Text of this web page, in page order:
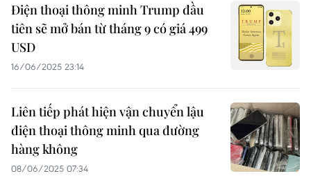
Điện thoại thông minh Trump đầu
tiên sẽ mở bán từ tháng 9 có giá 499
USD
16/06/2025 23:14
Liên tiếp phát hiện vận chuyển lậu
điện thoại thông minh qua đường
hàng không
08/06/2025 07:34